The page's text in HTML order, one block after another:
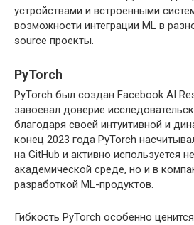
устройствами и встроенными
возможности интеграции ML в
source проекты.
PyTorch
PyTorch был создан Facebook AI
завоевал доверие
благодаря своей интуитивной и
конец 2023 года PyTorch
на GitHub и активно используется
академической среде, но и в
разработкой ML-продуктов.
Гибкость PyTorch особенно